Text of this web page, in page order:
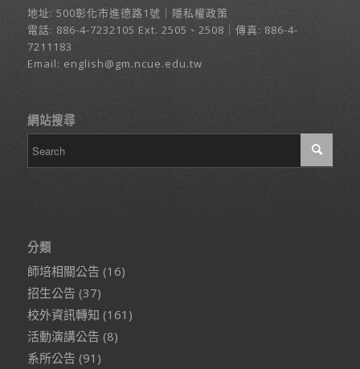
地址: 500彰化市進德路1號 ｜ 隱私權政策
電話: 886-4-7232105 Ext. 2505、2508｜傳真: 886-4-
7211183
Email: english@gm.ncue.edu.tw
網站搜尋
分類
師培相關公告 (16)
招生公告 (37)
校外資訊轉知 (161)
活動演講公告 (8)
系所公告 (91)